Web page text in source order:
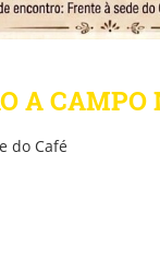
A CAMPO
do Café